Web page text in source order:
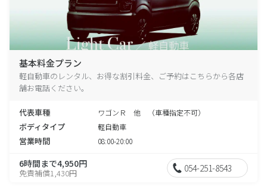
基本料金プラン
軽自動車のレンタル、お得な割引料金、ご予約はこちらから各店
舗お電話ください。
代表車種 ワゴンＲ 他 （車種指定不可）
ボディタイプ 軽自動車
営業時間 08:00-20:00
6時間まで4,950円
免責補償1,430円 054-251-8543